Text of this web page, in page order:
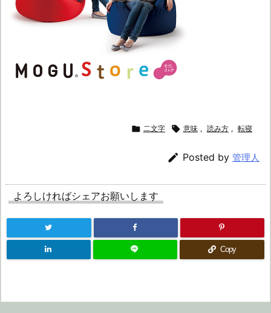
 二文字  意味 , 読み方 , 転寝
 Posted by 管理人
よろしければシェアお願いします
Copy